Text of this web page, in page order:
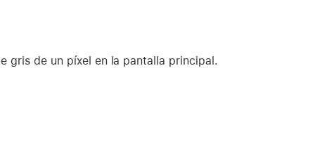
gris de un píxel en la pantalla principal.